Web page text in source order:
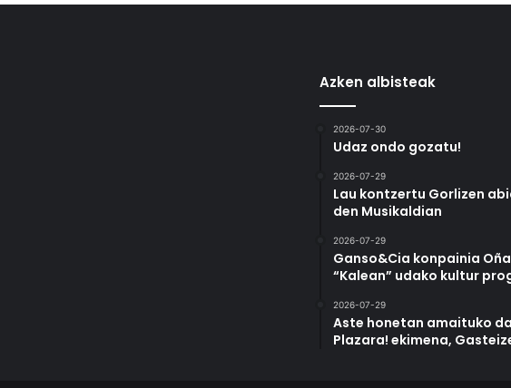
Azken albisteak
2026-07-30
Udaz ondo gozatu!
2026-07-29
Lau kontzertu Gorlizen
den Musikaldian
2026-07-29
Ganso&Cia konpainia
“Kalean” udako kultur
2026-07-29
Aste honetan amaituko
Plazara! ekimena,